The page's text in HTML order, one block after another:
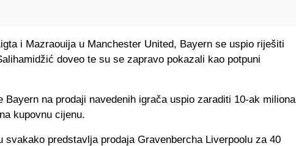
i Mazraouija u Manchester United, Bayern se uspio riješiti
doveo te su se zapravo pokazali kao potpuni
Bayern na prodaji navedenih igrača uspio zaraditi 10-ak miliona
kupovnu cijenu.
svakako predstavlja prodaja Gravenbercha Liverpoolu za 40